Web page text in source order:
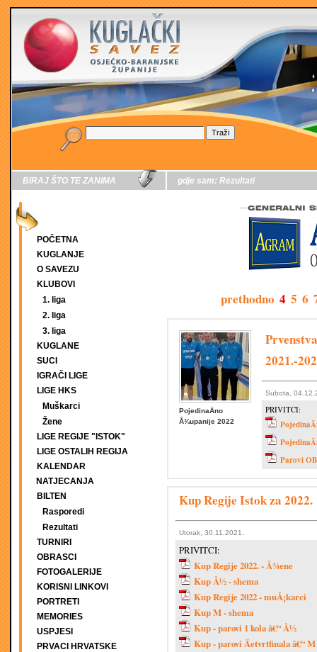
BIRAJ ŠTO TE ZANIMA
POČETNA
KUGLANJE
O SAVEZU
KLUBOVI
1. liga
2. liga
3. liga
KUGLANE
SUCI
IGRAČI LIGE
LIGE HKS
Muškarci
Žene
LIGE REGIJE "ISTOK"
LIGE OSTALIH REGIJA
KALENDAR
NATJECANJA
BILTEN
Rasporedi
Rezultati
TURNIRI
OBRASCI
FOTOGALERIJE
KORISNI LINKOVI
PORTRETI
MEMORIES
USPJESI
PRVACI HRVATSKE
gdje sam: Rezultati
prethodno 4 5 6
PojedinaÄno
Å¾upanije 2022
2021.-
Subota,
PRIVITCI:
Parovi
Kup Regije Istok za 2022.
Utorak, 30.11.2021.
PRIVITCI:
Kup Regije 2022. - Å¾ene
Kup Å½ - shema
Kup Regije 2022 - muÅ¡karci
Kup M - shema
Kup - parovi 1 kola â€“ Å½
Kup - parovi Äetvrtfinala â€“ M